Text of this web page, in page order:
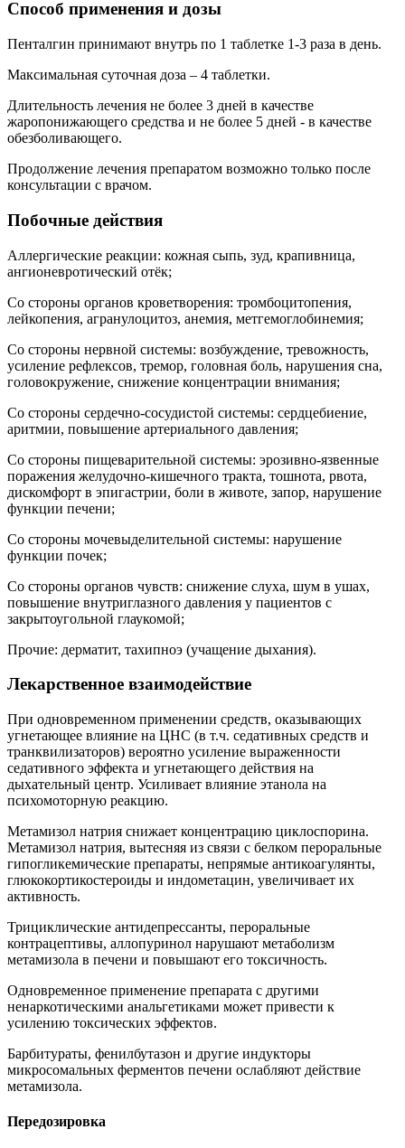
Способ применения и дозы
Пенталгин принимают внутрь по 1 таблетке 1-3 раза в день.
Максимальная суточная доза – 4 таблетки.
Длительность лечения не более 3 дней в качестве
жаропонижающего средства и не более 5 дней - в качестве
обезболивающего.
Продолжение лечения препаратом возможно только после
консультации с врачом.
Побочные действия
Аллергические реакции: кожная сыпь, зуд, крапивница,
ангионевротический отёк;
Со стороны органов кроветворения: тромбоцитопения,
лейкопения, агранулоцитоз, анемия, метгемоглобинемия;
Со стороны нервной системы: возбуждение, тревожность,
усиление рефлексов, тремор, головная боль, нарушения сна,
головокружение, снижение концентрации внимания;
Со стороны сердечно-сосудистой системы: сердцебиение,
аритмии, повышение артериального давления;
Со стороны пищеварительной системы: эрозивно-язвенные
поражения желудочно-кишечного тракта, тошнота, рвота,
дискомфорт в эпигастрии, боли в животе, запор, нарушение
функции печени;
Со стороны мочевыделительной системы: нарушение
функции почек;
Со стороны органов чувств: снижение слуха, шум в ушах,
повышение внутриглазного давления у пациентов с
закрытоугольной глаукомой;
Прочие: дерматит, тахипноэ (учащение дыхания).
Лекарственное взаимодействие
При одновременном применении средств, оказывающих
угнетающее влияние на ЦНС (в т.ч. седативных средств и
транквилизаторов) вероятно усиление выраженности
седативного эффекта и угнетающего действия на
дыхательный центр. Усиливает влияние этанола на
психомоторную реакцию.
Метамизол натрия снижает концентрацию циклоспорина.
Метамизол натрия, вытесняя из связи с белком пероральные
гипогликемические препараты, непрямые антикоагулянты,
глюкокортикостероиды и индометацин, увеличивает их
активность.
Трициклические антидепрессанты, пероральные
контрацептивы, аллопуринол нарушают метаболизм
метамизола в печени и повышают его токсичность.
Одновременное применение препарата с другими
ненаркотическими анальгетиками может привести к
усилению токсических эффектов.
Барбитураты, фенилбутазон и другие индукторы
микросомальных ферментов печени ослабляют действие
метамизола.
Передозировка